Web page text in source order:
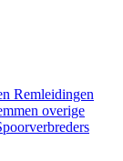
Remleidingen
overige